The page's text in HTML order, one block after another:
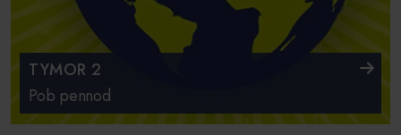
TYMOR 2
Pob pennod